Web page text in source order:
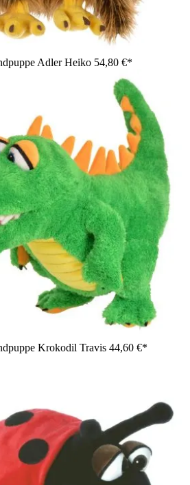
Adler Heiko 54,80 €*
Krokodil Travis 44,60 €*